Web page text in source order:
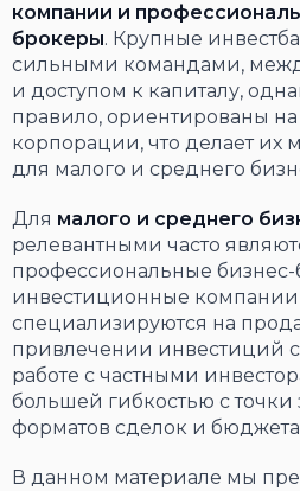
компании и
брокеры. Крупные
сильными командами,
и доступом к капиталу,
правило, ориентированы
корпорации, что делает их
для малого и среднего
Для малого и среднего
релевантными часто
профессиональные
инвестиционные
специализируются на
привлечении инвестиций
работе с частными
большей гибкостью с точки
форматов сделок и бюджета
В данном материале мы